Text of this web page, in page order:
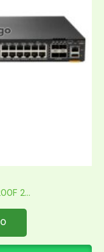
2...